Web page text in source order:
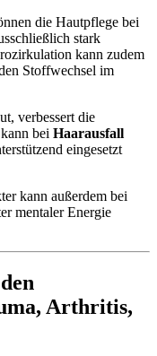
die Hautpflege bei
stark
kann zudem
Stoffwechsel im
verbessert die
bei Haarausfall
eingesetzt
kann außerdem bei
mentaler Energie
, Arthritis,